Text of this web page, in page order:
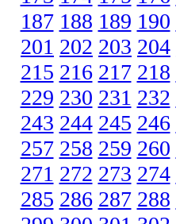
187 188 189 190
201 202 203 204
215 216 217 218
229 230 231 232
243 244 245 246
257 258 259 260
271 272 273 274
285 286 287 288